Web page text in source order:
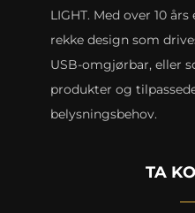
LIGHT. Med over 10
rekke design som
USB-omgjørbar, eller
produkter og
belysningsbehov.
TA